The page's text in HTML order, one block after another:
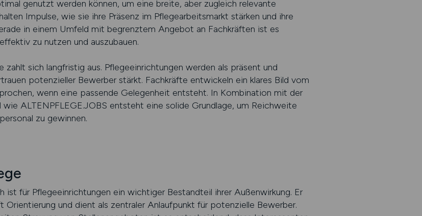
genutzt werden können, um eine breite, aber zugleich relevante
Impulse, wie sie ihre Präsenz im Pflegearbeitsmarkt stärken und ihre
in einem Umfeld mit begrenztem Angebot an Fachkräften ist es
zu nutzen und auszubauen.
sich langfristig aus. Pflegeeinrichtungen werden als präsent und
potenzieller Bewerber stärkt. Fachkräfte entwickeln ein klares Bild vom
wenn eine passende Gelegenheit entsteht. In Kombination mit der
ALTENPFLEGE.JOBS entsteht eine solide Grundlage, um Reichweite
zu gewinnen.
ist für Pflegeeinrichtungen ein wichtiger Bestandteil ihrer Außenwirkung. Er
und dient als zentraler Anlaufpunkt für potenzielle Bewerber.